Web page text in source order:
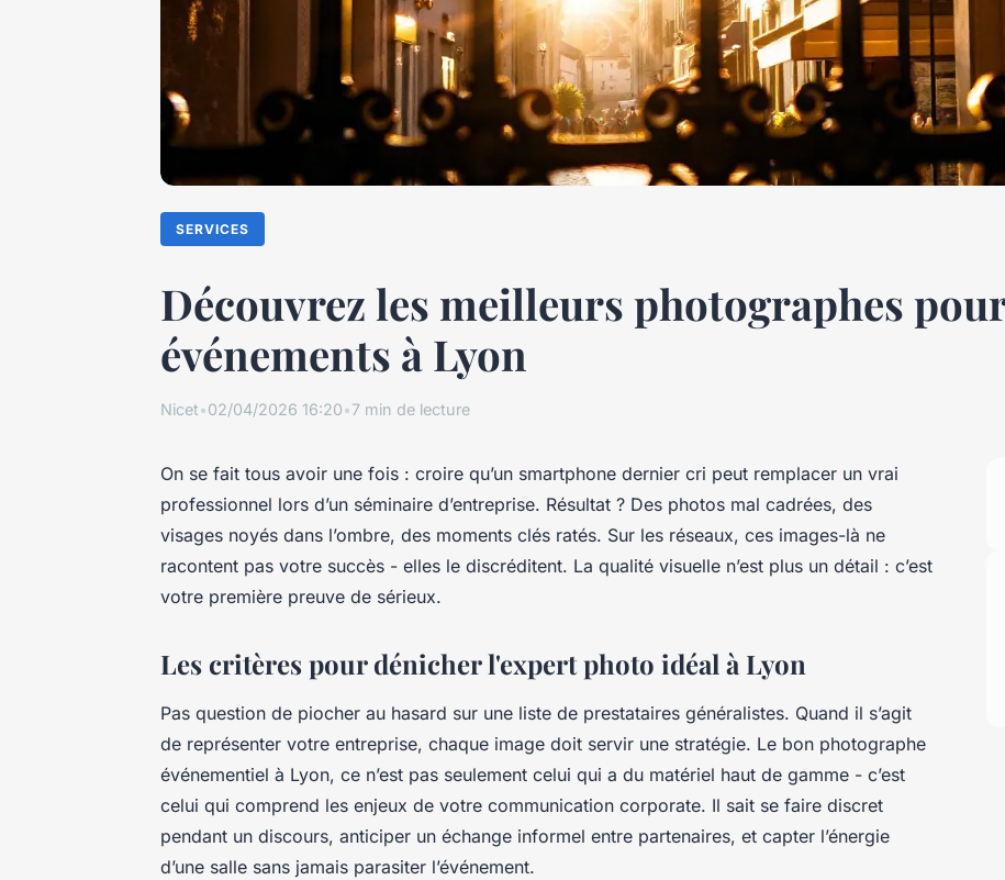
SERVICES
Découvrez les meilleurs photographes
événements à Lyon
Nicet•02/04/2026 16:20•7 min de lecture
On se fait tous avoir une fois : croire qu’un smartphone dernier cri peut remplacer un vrai
professionnel lors d’un séminaire d’entreprise. Résultat ? Des photos mal cadrées, des
visages noyés dans l’ombre, des moments clés ratés. Sur les réseaux, ces images-là ne
racontent pas votre succès - elles le discréditent. La qualité visuelle n’est plus un détail : c’est
votre première preuve de sérieux.
Les critères pour dénicher l'expert photo idéal à Lyon
Pas question de piocher au hasard sur une liste de prestataires généralistes. Quand il s’agit
de représenter votre entreprise, chaque image doit servir une stratégie. Le bon photographe
événementiel à Lyon, ce n’est pas seulement celui qui a du matériel haut de gamme - c’est
celui qui comprend les enjeux de votre communication corporate. Il sait se faire discret
pendant un discours, anticiper un échange informel entre partenaires, et capter l’énergie
d’une salle sans jamais parasiter l’événement.